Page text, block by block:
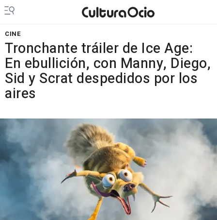
CINE
Tronchante tráiler de Ice Age:
En ebullición, con Manny, Diego,
Sid y Scrat despedidos por los
aires